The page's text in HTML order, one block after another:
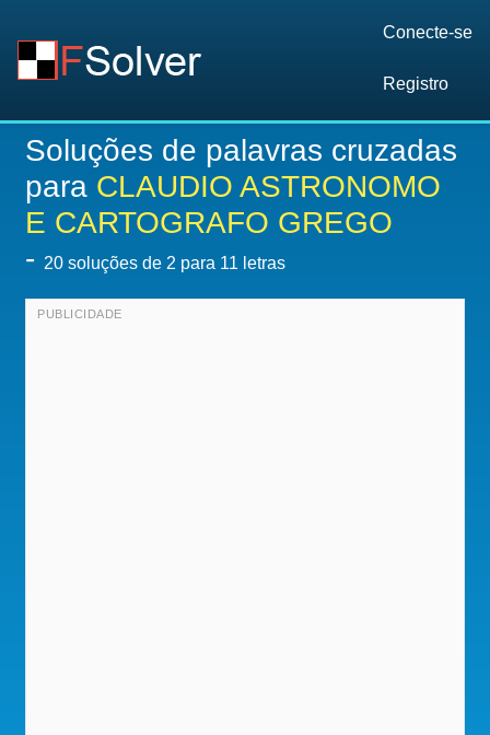
Conecte-se
Registro
Soluções de palavras cruzadas
para CLAUDIO ASTRONOMO
E CARTOGRAFO GREGO
- 20 soluções de 2 para 11 letras